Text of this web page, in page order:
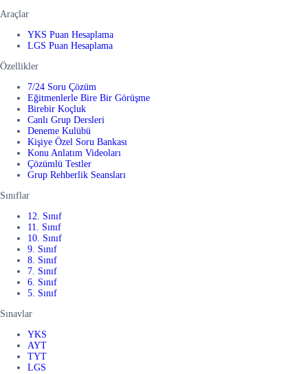
Araçlar
YKS Puan Hesaplama
LGS Puan Hesaplama
Özellikler
7/24 Soru Çözüm
Eğitmenlerle Bire Bir Görüşme
Birebir Koçluk
Canlı Grup Dersleri
Deneme Kulübü
Kişiye Özel Soru Bankası
Konu Anlatım Videoları
Çözümlü Testler
Grup Rehberlik Seansları
Sınıflar
12. Sınıf
11. Sınıf
10. Sınıf
9. Sınıf
8. Sınıf
7. Sınıf
6. Sınıf
5. Sınıf
Sınavlar
YKS
AYT
TYT
LGS